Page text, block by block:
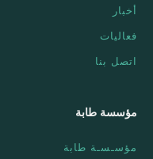
أخبار
فعاليات
اتصل بنا
مؤسسة طابة
مؤسـسـة طابة